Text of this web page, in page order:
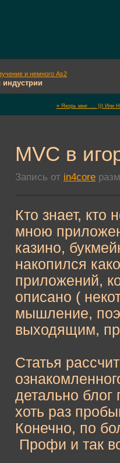
и немного As2
индустрии
« Якорь мне .... ))) Или
MVC в
Запись от in4core
Кто знает, кто
мною
казино,
накопился
приложений,
описано (
мышление,
выходящим,
Статья
детально
хоть раз
Конечно, по
Профи и так